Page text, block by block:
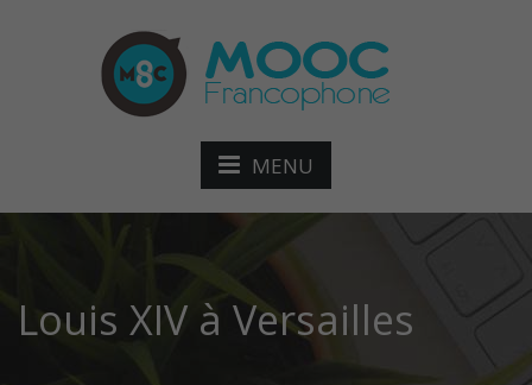
MENU
Louis XIV à Versailles